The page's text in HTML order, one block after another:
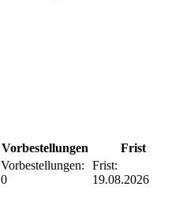
Vorbestellungen
Frist
Vorbestellungen:
0
Frist:
19.08.2026